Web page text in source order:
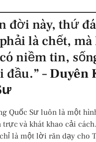
đời này, thứ
là chết, mà
niềm tin,
đầu.” – Duyên
Quốc Sư luôn là một
và khát khao cải
là một lời răn dạy cho